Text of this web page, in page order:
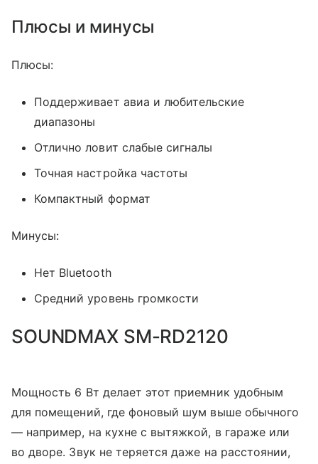
Плюсы и минусы
Плюсы:
Поддерживает авиа и любительские
диапазоны
Отлично ловит слабые сигналы
Точная настройка частоты
Компактный формат
Минусы:
Нет Bluetooth
Средний уровень громкости
SOUNDMAX SM-RD2120
Мощность 6 Вт делает этот приемник удобным
для помещений, где фоновый шум выше обычного
— например, на кухне с вытяжкой, в гараже или
во дворе. Звук не теряется даже на расстоянии,